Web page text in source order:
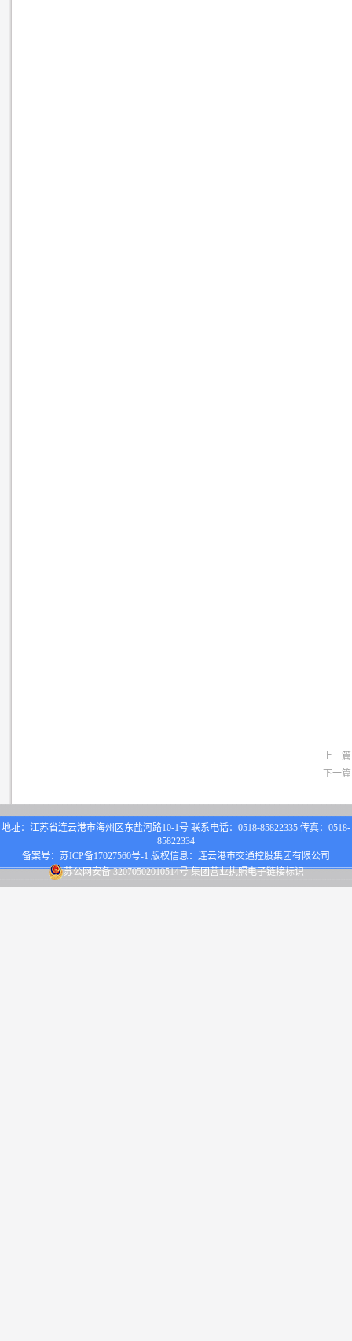
上一
下一
地址：江苏省连云港市海州区东盐河路10-1号 联系电话：0518-85822335 传真：0518-
85822334
备案号： 苏ICP备17027560号-1 版权信息：连云港市交通控股集团有限公司
苏公网安备 32070502010514号 集团营业执照电子链接标识